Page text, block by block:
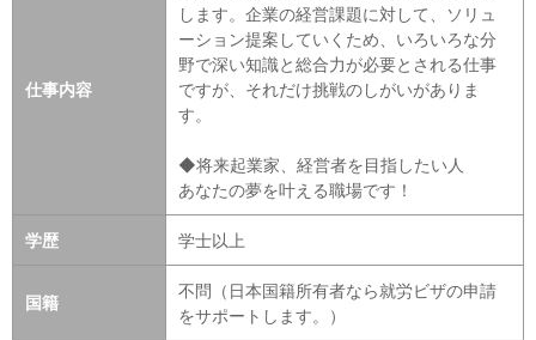
仕事内容
します。企業の経営課題に対して、ソリュ
ーション提案していくため、いろいろな分
野で深い知識と総合力が必要とされる仕事
ですが、それだけ挑戦のしがいがありま
す。
◆将来起業家、経営者を目指したい人
あなたの夢を叶える職場です！
学歴 学士以上
国籍
不問（日本国籍所有者なら就労ビザの申請
をサポートします。）